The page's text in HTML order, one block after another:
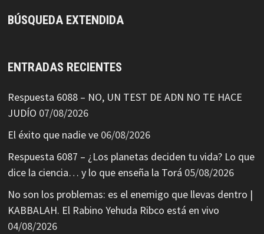
BÚSQUEDA EXTENDIDA
ENTRADAS RECIENTES
Respuesta 6088 – NO, UN TEST DE ADN NO TE HACE
JUDÍO 07/08/2026
El éxito que nadie ve 06/08/2026
Respuesta 6087 – ¿Los planetas deciden tu vida? Lo que
dice la ciencia… y lo que enseña la Torá 05/08/2026
No son los problemas: es el enemigo que llevas dentro |
KABBALAH. El Rabino Yehuda Ribco está en vivo
04/08/2026